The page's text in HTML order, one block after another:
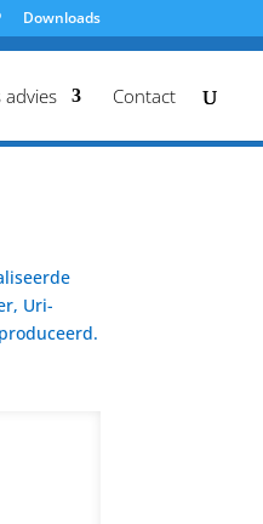
Downloads
Contact
Uri-